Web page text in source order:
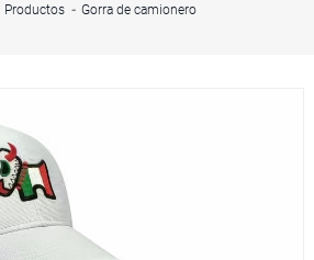
Productos - Gorra de camionero